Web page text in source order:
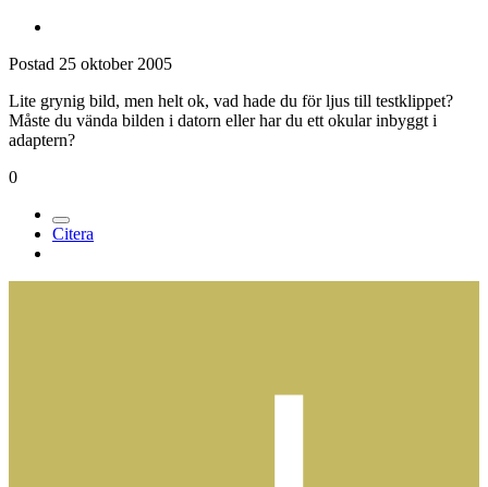
Postad 25 oktober 2005
Lite grynig bild, men helt ok, vad hade du för ljus till testklippet?
Måste du vända bilden i datorn eller har du ett okular inbyggt i
adaptern?
0
Citera